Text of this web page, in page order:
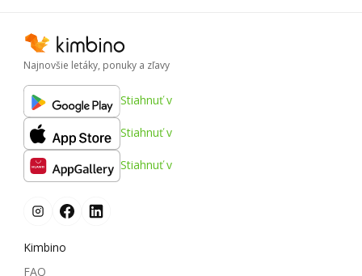
Najnovšie letáky, ponuky a zľavy
Stiahnuť v
Stiahnuť v
Stiahnuť v
Kimbino
FAQ